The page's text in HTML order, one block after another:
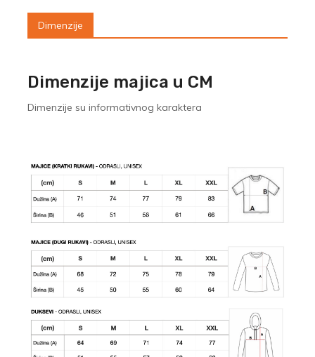
Dimenzije
Dimenzije majica u CM
Dimenzije su informativnog karaktera